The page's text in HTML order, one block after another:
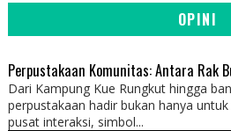
OPINI
Perpustakaan Komunitas: Antara Rak
Dari Kampung Kue Rungkut hingga
perpustakaan hadir bukan hanya
pusat interaksi, simbol...